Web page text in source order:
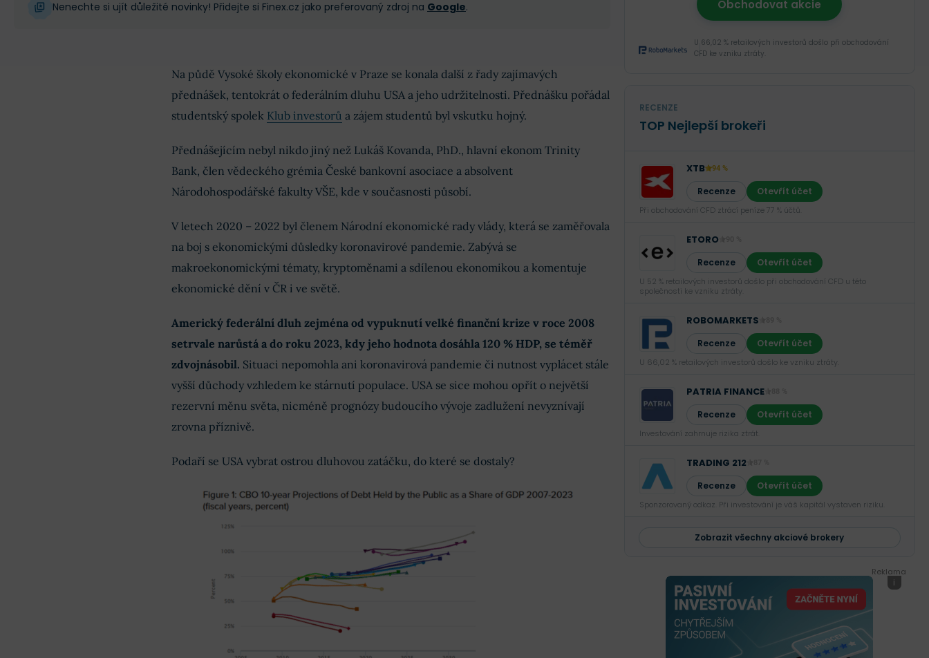
Nenechte si ujít důležité novinky! Přidejte si Finex.cz jako preferovaný zdroj na Google.
Na půdě Vysoké školy ekonomické v Praze se konala další z řady zajímavých
přednášek, tentokrát o federálním dluhu USA a jeho udržitelnosti. Přednášku pořádal
studentský spolek Klub investorů a zájem studentů byl vskutku hojný.
Přednášejícím nebyl nikdo jiný než Lukáš Kovanda, PhD., hlavní ekonom Trinity
Bank, člen vědeckého grémia České bankovní asociace a absolvent
Národohospodářské fakulty VŠE, kde v současnosti působí.
V letech 2020 – 2022 byl členem Národní ekonomické rady vlády, která se zaměřovala
na boj s ekonomickými důsledky koronavirové pandemie. Zabývá se
makroekonomickými tématy, kryptoměnami a sdílenou ekonomikou a komentuje
ekonomické dění v ČR i ve světě.
Americký federální dluh zejména od vypuknutí velké finanční krize v roce 2008
setrvale narůstá a do roku 2023, kdy jeho hodnota dosáhla 120 % HDP, se téměř
zdvojnásobil. Situaci nepomohla ani koronavirová pandemie či nutnost vyplácet stále
vyšší důchody vzhledem ke stárnutí populace. USA se sice mohou opřít o největší
rezervní měnu světa, nicméně prognózy budoucího vývoje zadlužení nevyznívají
zrovna příznivě.
Podaří se USA vybrat ostrou dluhovou zatáčku, do které se dostaly?
Obchodovat akcie
U 66,02 % retailových investorů došlo při obchodování
CFD ke vzniku ztráty.
RECENZE
TOP Nejlepší brokeři
XTB 94 %
Recenze Otevřít účet
Při obchodování CFD ztrácí peníze 77 % účtů.
ETORO
Recenze Otevřít účet
U 52 % retailových investorů došlo při obchodování CFD u této
společnosti ke vzniku ztráty.
ROBOMARKETS
Recenze Otevřít účet
U 66,02 % retailových investorů došlo ke vzniku ztráty.
PATRIA FINANCE
Recenze Otevřít účet
Investování zahrnuje rizika ztrát.‎
TRADING 212
Recenze Otevřít účet
Sponzorovaný odkaz. Při investování je váš kapitál vystaven riziku.
Zobrazit všechny akciové brokery
Reklama
i